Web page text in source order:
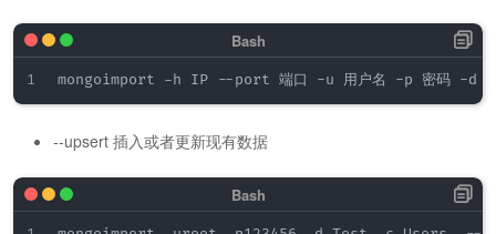
--upsert 插入或者更新现有数据